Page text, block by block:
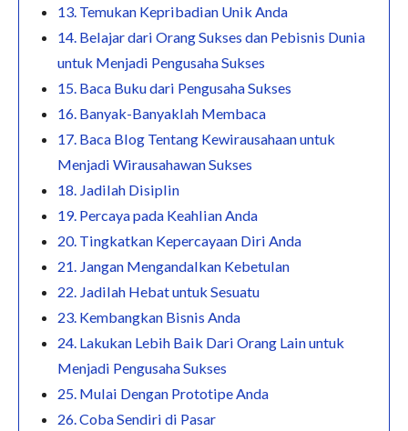
13. Temukan Kepribadian Unik Anda
14. Belajar dari Orang Sukses dan Pebisnis Dunia
untuk Menjadi Pengusaha Sukses
15. Baca Buku dari Pengusaha Sukses
16. Banyak-Banyaklah Membaca
17. Baca Blog Tentang Kewirausahaan untuk
Menjadi Wirausahawan Sukses
18. Jadilah Disiplin
19. Percaya pada Keahlian Anda
20. Tingkatkan Kepercayaan Diri Anda
21. Jangan Mengandalkan Kebetulan
22. Jadilah Hebat untuk Sesuatu
23. Kembangkan Bisnis Anda
24. Lakukan Lebih Baik Dari Orang Lain untuk
Menjadi Pengusaha Sukses
25. Mulai Dengan Prototipe Anda
26. Coba Sendiri di Pasar